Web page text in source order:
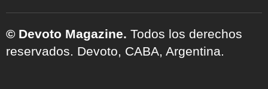
© Devoto Magazine. Todos los derechos
reservados. Devoto, CABA, Argentina.